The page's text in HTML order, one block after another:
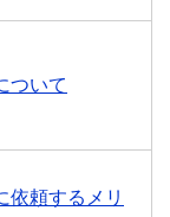
ついて
依頼するメリ